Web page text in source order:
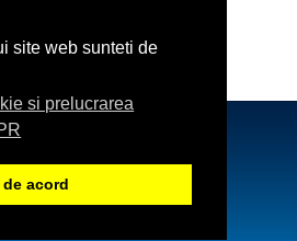
site web sunteti de
si prelucrarea
acord